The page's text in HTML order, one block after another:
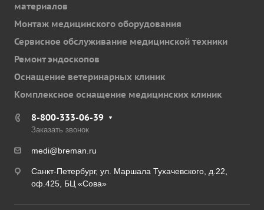
материалов
Монтаж медицинского оборудования
Сервисное обслуживание медицинской техники
Ремонт эндоскопов
Оснащение ветеринарных клиник
Комплексное оснащение медицинских клиник
8-800-333-06-39
Заказать звонок
medi@breman.ru
Санкт-Петербург, ул. Маршала Тухачевского, д.22,
оф.425, БЦ «Сова»